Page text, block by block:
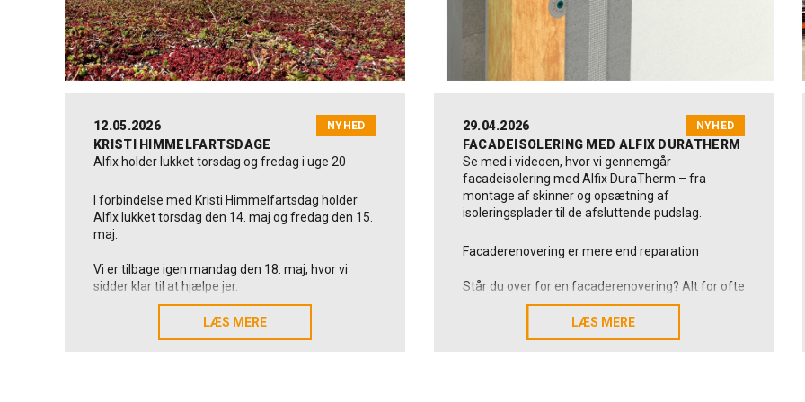
som skaber værdi i praksis. Det gælder også hen
over sommeren, hvor vi fortsat står klar til at
hjælpe, når der er brug for os.
Vi håber, at den kommende tid byder på både
Rigtig god sommer fra alle os i Alfix.
12.05.2026 NYHED
KRISTI HIMMELFARTSDAGE
Alfix holder lukket torsdag og fredag i uge 20
I forbindelse med Kristi Himmelfartsdag holder
Alfix lukket torsdag den 14. maj og fredag den 15.
maj.
Vi er tilbage igen mandag den 18. maj, hvor vi
sidder klar til at hjælpe jer.
Alfix ønsker alle en rigtig god Kristi
Himmelfartsferie.
LÆS MERE
LÆS MERE
29.04.2026 NYHED
FACADEISOLERING MED ALFIX DURATHERM
Se med i videoen, hvor vi gennemgår
facadeisolering med Alfix DuraTherm – fra
montage af skinner og opsætning af
isoleringsplader til de afsluttende pudslag.
Facaderenovering er mere end reparation
Står du over for en facaderenovering? Alt for ofte
bliver facaderenovering reduceret til udbedring af
skader eller et rent æstetisk løft. Men i mange
tilfælde bør man stille et vigtigere spørgsmål:
LÆS MERE
LÆS MERE